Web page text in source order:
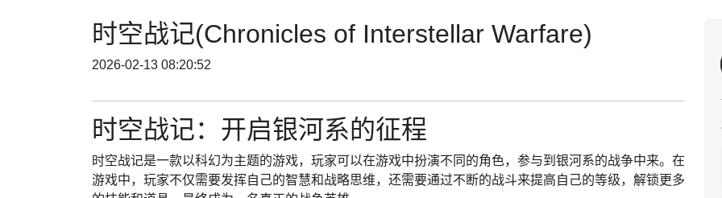
时空战记(Chronicles of Interstellar Warfare)
2026-02-13 08:20:52
时空战记：开启银河系的征程
时空战记是一款以科幻为主题的游戏，玩家可以在游戏中扮演不同的角色，参与到银河系的战争中来。在
游戏中，玩家不仅需要发挥自己的智慧和战略思维，还需要通过不断的战斗来提高自己的等级，解锁更多